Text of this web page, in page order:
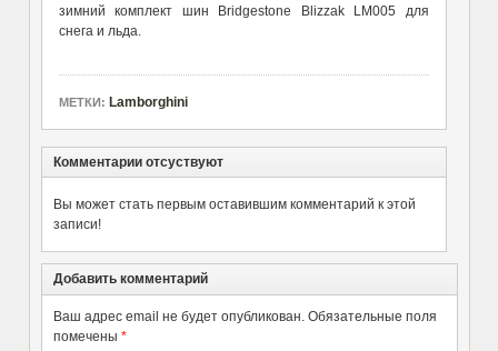
зимний комплект шин Bridgestone Blizzak LM005 для
снега и льда.
МЕТКИ: Lamborghini
Комментарии отсуствуют
Вы может стать первым оставившим комментарий к этой
записи!
Добавить комментарий
Ваш адрес email не будет опубликован. Обязательные поля
помечены *